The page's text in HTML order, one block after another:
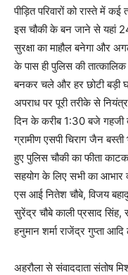
पीड़ित परिवारों को रास्ते में
इस चौकी के बन जाने से यहां
सुरक्षा का माहौल बनेगा और
के पास ही पुलिस की
बनकर चले और हर छोटी बड़ी
अपराध पर पूरी तरीके से
दिन के करीब 1:30 बजे गहजी
ग्रामीण एसपी चिराग जैन
हुए पुलिस चौकी का फीता
सहयोग के लिए सभी का आभार
एस आई नितेश चौबे, विजय
सुरेंद्र चौबे काली प्रसाद
हनुमान शर्मा राजेंद्र गुप्ता
अहरौला से संवाददाता संतोष